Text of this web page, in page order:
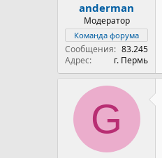
anderman
Модератор
Команда форума
Сообщения
83.245
Адрес
г. Пермь
G